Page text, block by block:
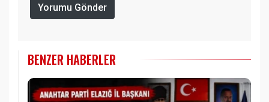
Yorumu Gönder
BENZER HABERLER